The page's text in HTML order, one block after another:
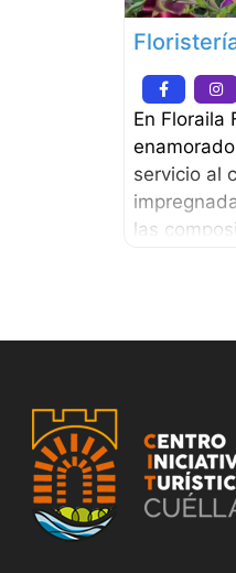
En Floraila
servicio al
las